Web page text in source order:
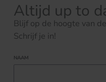
Altijd up to
Blijf op de hoogte van
Schrijf je in!
NAAM